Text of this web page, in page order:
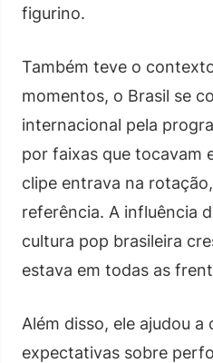
figurino.
Também teve o
momentos, o Brasil se
internacional pela
por faixas que tocavam
clipe entrava na
referência. A influência
cultura pop brasileira
estava em todas as
Além disso, ele ajudou a
expectativas sobre